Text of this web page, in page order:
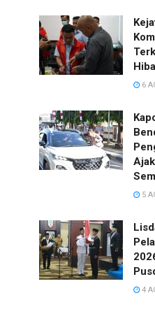
6
5
4